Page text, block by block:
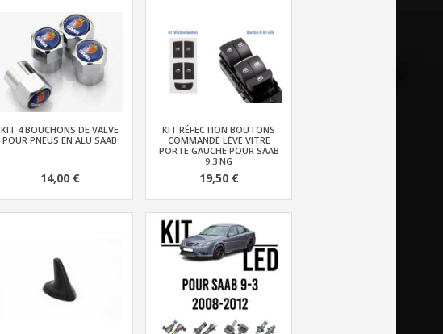
KIT 4 BOUCHONS DE VALVE
POUR PNEUS EN ALU SAAB
14,00 €
KIT RÉFECTION BOUTONS
COMMANDE LÉVE VITRE
PORTE GAUCHE POUR SAAB
9.3 NG
19,50 €